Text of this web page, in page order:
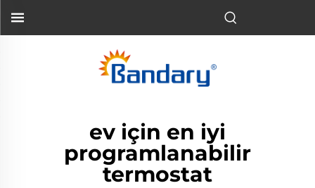
ev için en iyi
programlanabilir
termostat